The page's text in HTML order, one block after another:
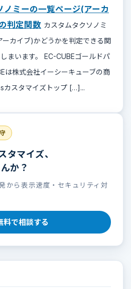
ノミーの一覧ページ(アーカ
判定関数 カスタムタクソノミ
ーカイブ)かどうかを判定できる関
まいます。 EC-CUBEゴールドパ
は株式会社イーシーキューブの商
カスタマイズトップ […]...
マイズ、
か？
から表示速度・セキュリティ対
料で相談する